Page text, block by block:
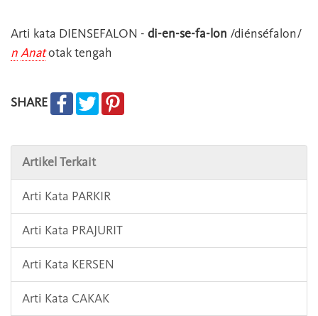
Arti kata DIENSEFALON - di-en-se-fa-lon /diénséfalon/
nAnatotak tengah
SHARE
Artikel Terkait
Arti Kata PARKIR
Arti Kata PRAJURIT
Arti Kata KERSEN
Arti Kata CAKAK